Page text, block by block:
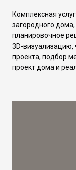
Комплексная
загородного
планировочное
3D-визуализацию,
проекта, подбор
проект дома и